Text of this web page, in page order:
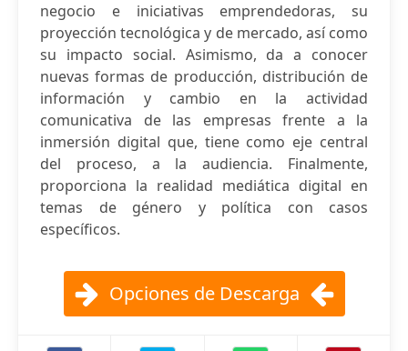
negocio e iniciativas emprendedoras, su
proyección tecnológica y de mercado, así como
su impacto social. Asimismo, da a conocer
nuevas formas de producción, distribución de
información y cambio en la actividad
comunicativa de las empresas frente a la
inmersión digital que, tiene como eje central
del proceso, a la audiencia. Finalmente,
proporciona la realidad mediática digital en
temas de género y política con casos
específicos.
Opciones de Descarga